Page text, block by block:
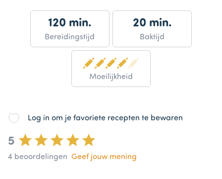
120 min.
Bereidingstijd
20 min.
Baktijd
Moeilijkheid
Log in om je favoriete recepten te bewaren
5
4 beoordelingen Geef jouw mening